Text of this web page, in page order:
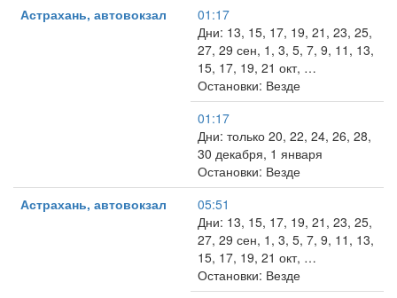
Астрахань, автовокзал
01:17
Дни: 13, 15, 17, 19, 21, 23, 25,
27, 29 сен, 1, 3, 5, 7, 9, 11, 13,
15, 17, 19, 21 окт, …
Остановки: Везде
01:17
Дни: только 20, 22, 24, 26, 28,
30 декабря, 1 января
Остановки: Везде
Астрахань, автовокзал
05:51
Дни: 13, 15, 17, 19, 21, 23, 25,
27, 29 сен, 1, 3, 5, 7, 9, 11, 13,
15, 17, 19, 21 окт, …
Остановки: Везде